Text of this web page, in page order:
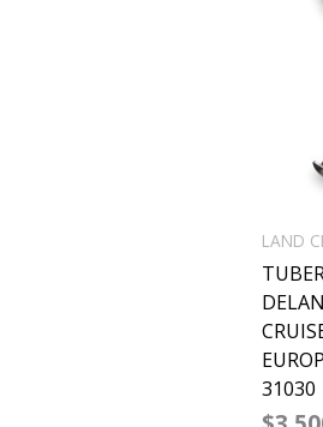
LAND
31030